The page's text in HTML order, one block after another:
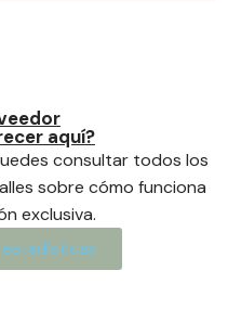
aquí?
consultar todos los
sobre cómo funciona
exclusiva.